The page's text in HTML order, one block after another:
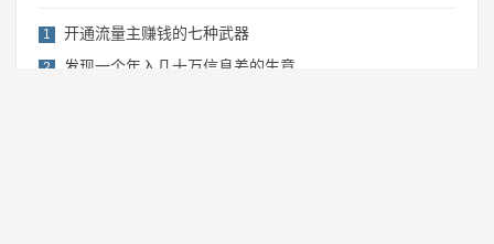
1 开通流量主赚钱的七种武器
2 发现一个年入几十万信息差的生意